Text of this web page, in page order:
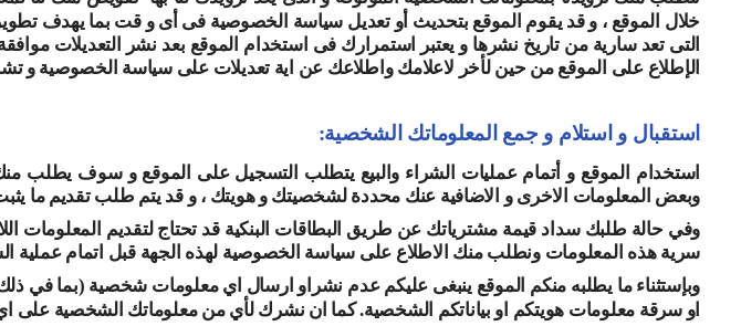
خلال الموقع ، و قد يقوم الموقع بتحديث أو تعديل سياسة الخصوصية فى أى و قت بما يهدف
التى تعد سارية من تاريخ نشرها و يعتبر استمرارك فى استخدام الموقع بعد نشر التعديلات
الإطلاع على الموقع من حين لأخر لاعلامك واطلاعك عن اية تعديلات على سياسة الخصوصية و
استقبال و استلام و جمع المعلوماتك الشخصية:
استخدام الموقع و أتمام عمليات الشراء والبيع يتطلب التسجيل على الموقع و سوف يطلب
وبعض المعلومات الاخرى و الاضافية عنك محددة لشخصيتك و هويتك ، و قد يتم طلب تقديم ما
وفي حالة طلبك سداد قيمة مشترياتك عن طريق البطاقات البنكية قد تحتاج لتقديم المعلومات
سرية هذه المعلومات ونطلب منك الاطلاع على سياسة الخصوصية لهذه الجهة قبل اتمام عملية
وبإستثناء ما يطلبه منكم الموقع ينبغى عليكم عدم نشراو ارسال اي معلومات شخصية (بما في
او سرقة معلومات هويتكم او بياناتكم الشخصية. كما ان نشرك لأي من معلوماتك الشخصية على